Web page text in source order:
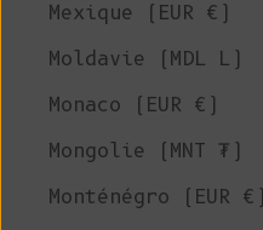
Mexique (EUR €)
Moldavie (MDL L)
Monaco (EUR €)
Mongolie (MNT ₮)
Monténégro (EUR €)